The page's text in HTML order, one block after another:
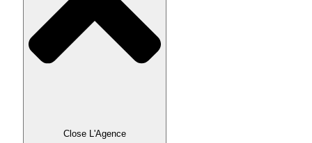
Close L'Agence